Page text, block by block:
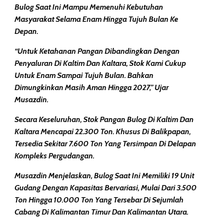
Bulog Saat Ini Mampu Memenuhi Kebutuhan
Masyarakat Selama Enam Hingga Tujuh Bulan Ke
Depan.
“Untuk Ketahanan Pangan Dibandingkan Dengan
Penyaluran Di Kaltim Dan Kaltara, Stok Kami Cukup
Untuk Enam Sampai Tujuh Bulan. Bahkan
Dimungkinkan Masih Aman Hingga 2027,” Ujar
Musazdin.
Secara Keseluruhan, Stok Pangan Bulog Di Kaltim Dan
Kaltara Mencapai 22.300 Ton. Khusus Di Balikpapan,
Tersedia Sekitar 7.600 Ton Yang Tersimpan Di Delapan
Kompleks Pergudangan.
Musazdin Menjelaskan, Bulog Saat Ini Memiliki 19 Unit
Gudang Dengan Kapasitas Bervariasi, Mulai Dari 3.500
Ton Hingga 10.000 Ton Yang Tersebar Di Sejumlah
Cabang Di Kalimantan Timur Dan Kalimantan Utara.